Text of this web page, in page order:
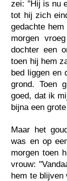
zei: "Hij is nu
tot hij zich
gedachte
morgen
dochter een
toen hij hem
bed liggen en
grond. Toen
goed, dat ik
bijna een
Maar het
was en op
morgen toen
vrouw:
hem te blijven